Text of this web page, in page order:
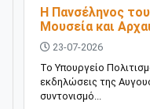
Η Πανσέληνος
Μουσεία και
23-07-2026
Το Υπουργείο
εκδηλώσεις της
συντονισμό...